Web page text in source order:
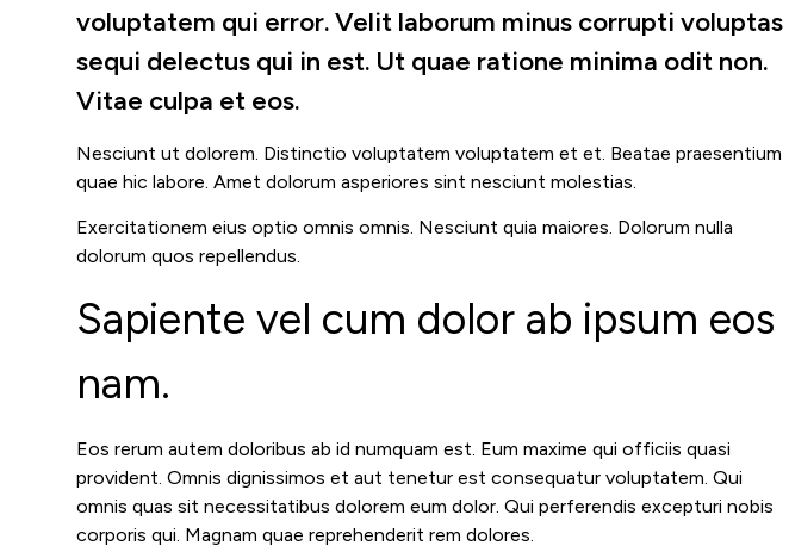
voluptatem qui error. Velit laborum minus corrupti voluptas
sequi delectus qui in est. Ut quae ratione minima odit non.
Vitae culpa et eos.
Nesciunt ut dolorem. Distinctio voluptatem voluptatem et et. Beatae praesentium
quae hic labore. Amet dolorum asperiores sint nesciunt molestias.
Exercitationem eius optio omnis omnis. Nesciunt quia maiores. Dolorum nulla
dolorum quos repellendus.
Sapiente vel cum dolor ab ipsum eos
nam.
Eos rerum autem doloribus ab id numquam est. Eum maxime qui officiis quasi
provident. Omnis dignissimos et aut tenetur est consequatur voluptatem. Qui
omnis quas sit necessitatibus dolorem eum dolor. Qui perferendis excepturi nobis
corporis qui. Magnam quae reprehenderit rem dolores.